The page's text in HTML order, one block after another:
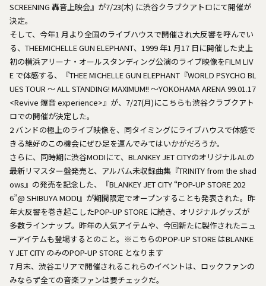
SCREENING 轟音上映会』が7/23(木) に渋谷クラブクアトロにて開催が
決定。
そして、今年1 月より全国のライブハウスで開催され大反響を呼んでい
る、THEEMICHELLE GUN ELEPHANT、1999 年1 月17 日に開催した史上
初の横浜アリーナ・オールスタンディング公演のライブ映像をFILM LIV
E で体感する、『THEE MICHELLE GUN ELEPHANT『WORLD PSYCHO BL
UES TOUR ～ ALL STANDING! MAXIMUM!! ～YOKOHAMA ARENA 99.01.17
<Revive 爆音 experience>』が、7/27(月)にこちらも渋谷クラブクアト
ロでの開催が決定した。
2 バンドの極上のライブ映像を、同タイミングにライブハウスで体感で
きる絶好のこの機会にぜひ足を運んでみてはいかがだろうか。
さらに、同時期に渋谷MODIにて、BLANKEY JET CITYのオリジナルALの
最新リマスター盤発売と、アルバム未収録曲集『TRINITY from the shad
ows』の発売を記念した、『BLANKEY JET CITY “POP-UP STORE 202
6”@ SHIBUYA MODI』が期間限定でオープンすることも発表された。昨
年大反響を巻き起こしたPOP-UP STORE に続き、オリジナルグッズが
多数ラインナップ。昨年の人気アイテムや、今回新たに製作されたニュ
ーアイテムも登場するとのこと。※こちらのPOP-UP STORE はBLANKE
Y JET CITY のみのPOP-UP STORE となります
7 月末、渋谷エリアで開催されるこれらのイベントは、ロックファンの
みならず全ての音楽ファンは要チェックだ。